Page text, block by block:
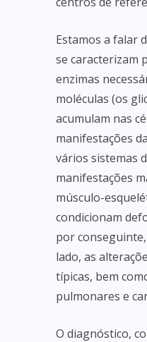
Estamos a falar
se caracterizam
enzimas
moléculas (os
acumulam nas
manifestações
vários sistemas
manifestações
músculo-
condicionam
por
lado, as
típicas, bem
pulmonares e
O diagnóstico,